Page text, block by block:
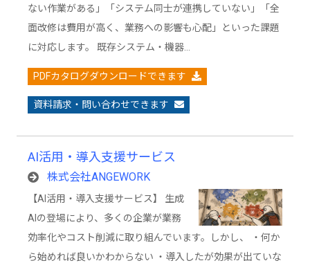
ない作業がある」「システム同士が連携していない」「全
面改修は費用が高く、業務への影響も心配」といった課題
に対応します。 既存システム・機器…
PDFカタログダウンロードできます
資料請求・問い合わせできます
AI活用・導入支援サービス
株式会社ANGEWORK
【AI活用・導入支援サービス】 生成
AIの登場により、多くの企業が業務
効率化やコスト削減に取り組んでいます。しかし、 ・何か
ら始めれば良いかわからない ・導入したが効果が出ていな